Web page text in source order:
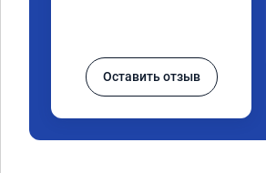
Оставить отзыв